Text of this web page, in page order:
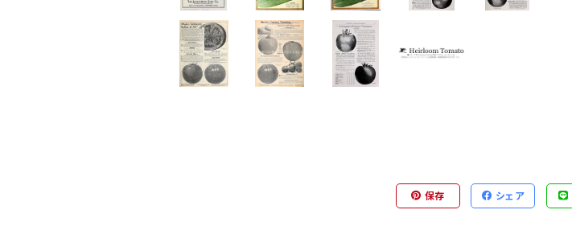
保存 シェア